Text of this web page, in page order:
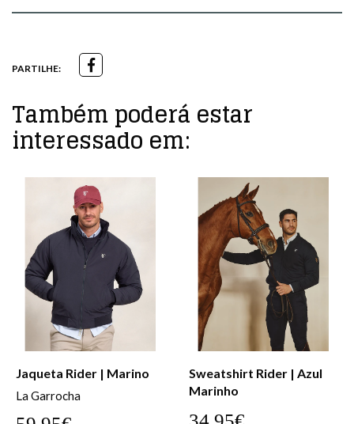
PARTILHE:
Também poderá estar
interessado em:
Jaqueta Rider | Marino
La Garrocha
Sweatshirt Rider | Azul
Marinho